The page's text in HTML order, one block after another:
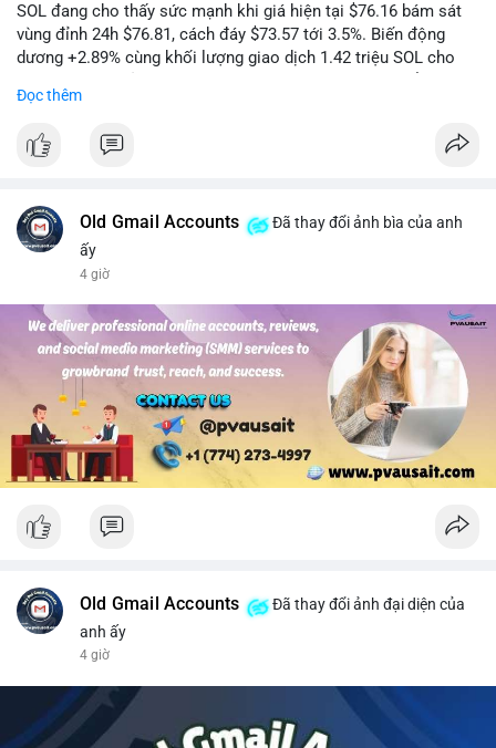
SOL đang cho thấy sức mạnh khi giá hiện tại $76.16 bám sát
vùng đỉnh 24h $76.81, cách đáy $73.57 tới 3.5%. Biến động
dương +2.89% cùng khối lượng giao dịch 1.42 triệu SOL cho
hoàn toàn nhịp điều chỉnh.
Khuyến nghị giao dịch cụ thể:
- Mục tiêu chốt lời: TP1: 77.50, TP2: 78.80
- Cắt lỗ: 74.90 (dưới vùng hỗ trợ gần nhất)
chốt 50% vị thế tại TP1 và dời stop loss về điểm hòa vốn.
#solusdt #longsol #vung76 #breakoutsol #lenhmuasol
Đọc thêm
Old Gmail Accounts
Đã thay đổi ảnh bìa của anh
ấy
4 giờ
Old Gmail Accounts
Đã thay đổi ảnh đại diện của
anh ấy
4 giờ